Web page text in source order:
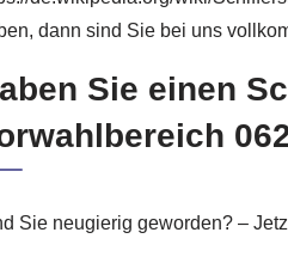
dann sind Sie bei uns
Sie einen
Sie neugierig geworden? –